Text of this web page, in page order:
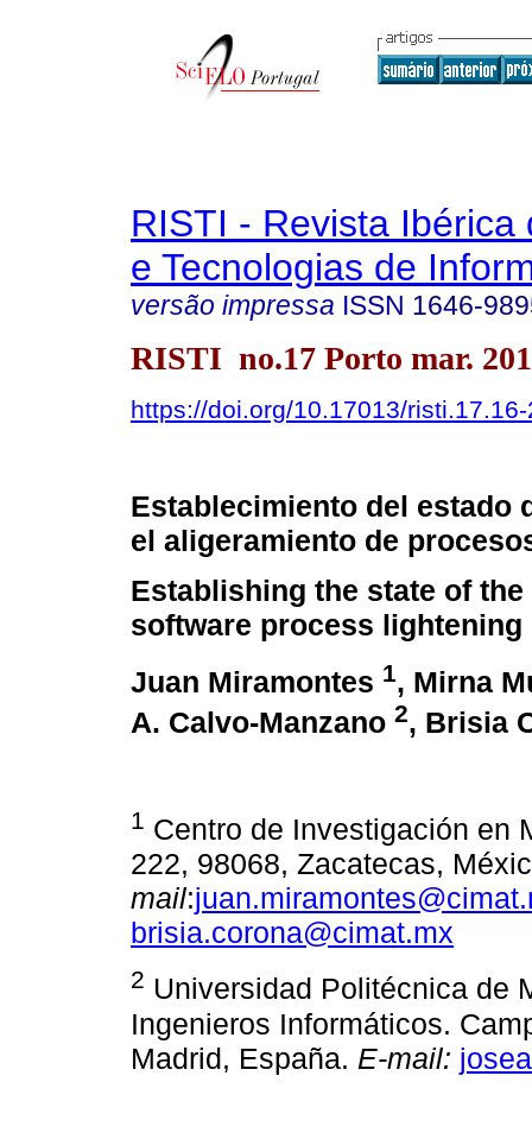
RISTI - Revista Ibérica
e Tecnologias de
versão impressa ISSN 1646-
RISTI no.17 Porto mar.
https://doi.org/10.17013/
Establecimiento del estado
el aligeramiento de
Establishing the state of the
software process lightening
Juan Miramontes 1, Mirna
A. Calvo-Manzano 2, Brisia
1 Centro de Investigación en
222, 98068, Zacatecas,
mail:
brisia.corona@cimat.mx
2 Universidad Politécnica de
Ingenieros Informáticos.
Madrid, España. E-mail: